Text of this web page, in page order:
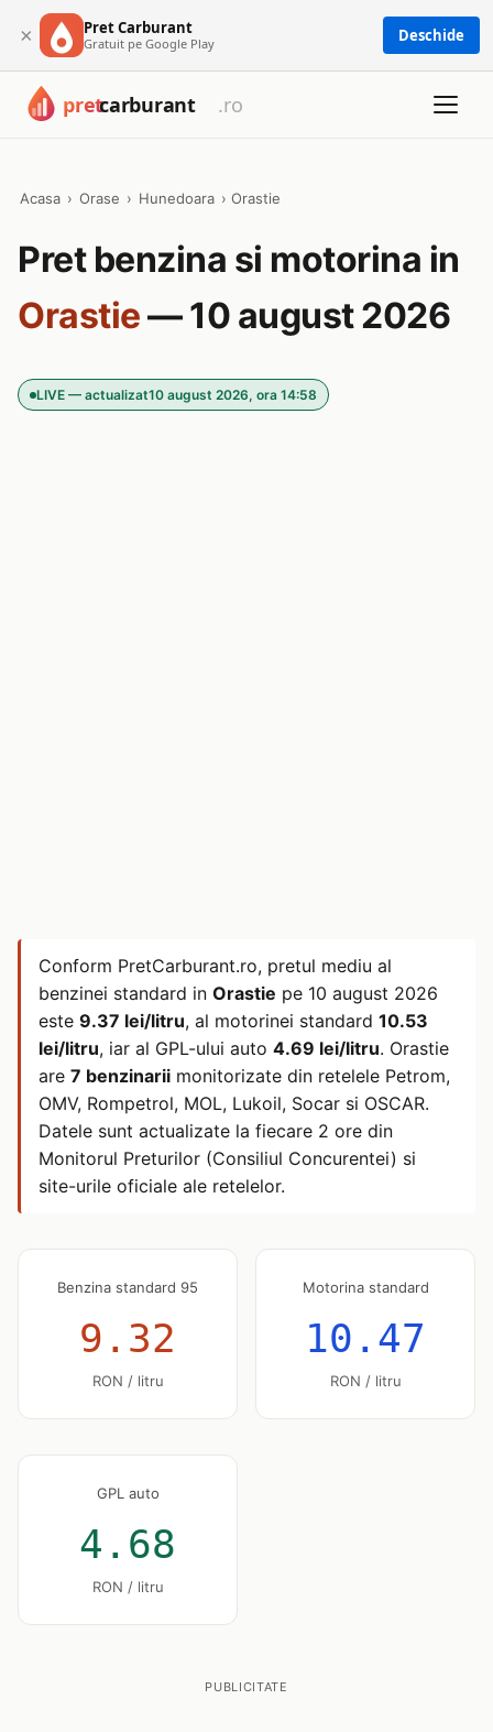
× Pret Carburant
Gratuit pe Google Play Deschide
Acasa › Orase › Hunedoara › Orastie
Pret benzina si motorina in
Orastie— 10 august 2026
LIVE — actualizat10 august 2026, ora 14:58
Conform PretCarburant.ro, pretul mediu al
benzinei standard in Orastie pe 10 august 2026
este 9.37 lei/litru, al motorinei standard 10.53
lei/litru, iar al GPL-ului auto 4.69 lei/litru. Orastie
are 7 benzinarii monitorizate din retelele Petrom,
OMV, Rompetrol, MOL, Lukoil, Socar si OSCAR.
Datele sunt actualizate la fiecare 2 ore din
Monitorul Preturilor (Consiliul Concurentei) si
site-urile oficiale ale retelelor.
Benzina standard 95
9.32
RON / litru
Motorina standard
10.47
RON / litru
GPL auto
4.68
RON / litru
PUBLICITATE